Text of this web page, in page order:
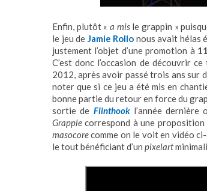
Enfin, plutôt «a misle grappin »
le jeu de Jamie Rollo nous avait hélas
justement l’objet d’une promotion à
C’est donc l’occasion de découvrir
2012, après avoir passé trois ans sur
noter que si ce jeu a été mis en
bonne partie du retour en force du
sortie de Flinthookl’année dernière
Grapple correspond à une
masocorecomme on le voit en vidéo
le tout bénéficiant d’un pixelart